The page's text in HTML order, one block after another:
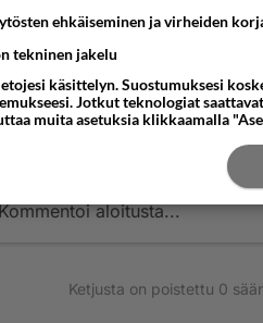
tätä koodia omalla vastuulla
mulle
toimii!!
aloitusta...
Ketjusta on poistettu 0
ehkäiseminen ja virheiden
tekninen jakelu
käsittelyn. Suostumuksesi
Jotkut teknologiat
muita asetuksia klikkaamalla